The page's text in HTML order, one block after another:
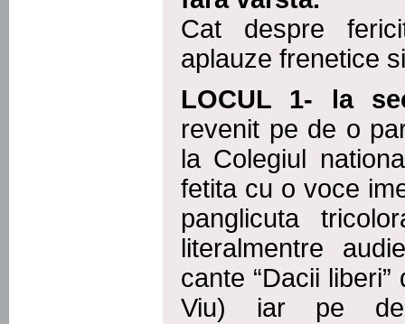
Cat despre
aplauze frenetice
LOCUL 1- la
revenit pe de o
la Colegiul
fetita cu o voce
panglicuta
literalmentre
cante “Dacii
Viu) iar pe de